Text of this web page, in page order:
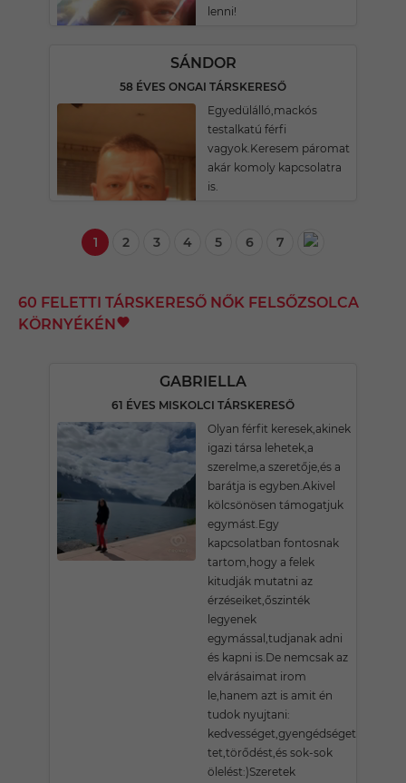
lenni!
SÁNDOR
58 ÉVES ONGAI TÁRSKERESŐ
Egyedülálló,mackós
testalkatú férfi
vagyok.Keresem páromat
akár komoly kapcsolatra
is.
1 2 3 4 5 6 7
60 FELETTI TÁRSKERESŐ NŐK FELSŐZSOLCA
KÖRNYÉKÉN
GABRIELLA
61 ÉVES MISKOLCI TÁRSKERESŐ
Olyan férfit keresek,akinek
igazi társa lehetek,a
szerelme,a szeretője,és a
barátja is egyben.Akivel
kölcsönösen támogatjuk
egymást.Egy
kapcsolatban fontosnak
tartom,hogy a felek
kitudják mutatni az
érzéseiket,őszinték
legyenek
egymással,tudjanak adni
és kapni is.De nemcsak az
elvárásaimat irom
le,hanem azt is amit én
tudok nyujtani:
kedvességet,gyengédséget,szerete-
tet,törődést,és sok-sok
ölelést:)Szeretek